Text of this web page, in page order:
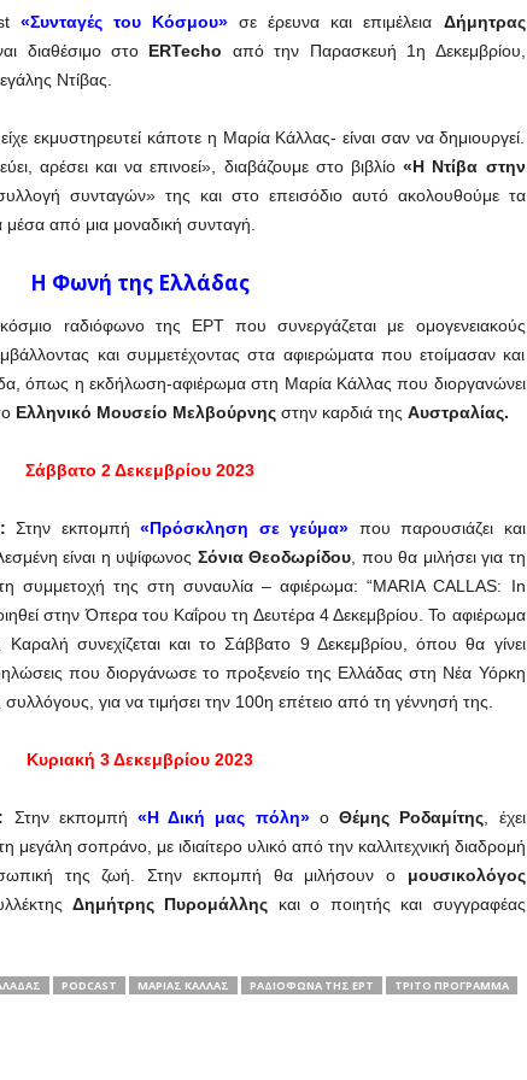
«Συνταγές του Κόσμου» σε έρευνα και επιμέλεια Δήμητρας
διαθέσιμο στο ERTecho από την Παρασκευή 1η Δεκεμβρίου,
Ντίβας.
εκμυστηρευτεί κάποτε η Μαρία Κάλλας- είναι σαν να δημιουργεί.
αρέσει και να επινοεί», διαβάζουμε στο βιβλίο«Η Ντίβα στην
συνταγών» της και στο επεισόδιο αυτό ακολουθούμε τα
από μια μοναδική συνταγή.
H Φωνή της Ελλάδας
rαδιόφωνο της ΕΡΤ που συνεργάζεται με ομογενειακούς
και συμμετέχοντας στα αφιερώματα που ετοίμασαν και
όπως η εκδήλωση-αφιέρωμα στη Μαρία Κάλλας που διοργανώνει
Ελληνικό Μουσείο Μελβούρνηςστην καρδιά της Αυστραλίας.
Σάββατο 2 Δεκεμβρίου 2023
Στην εκπομπή «Πρόσκληση σε γεύμα» που παρουσιάζει και
είναι η υψίφωνος Σόνια Θεοδωρίδου , που θα μιλήσει για τη
συμμετοχή της στη συναυλία – αφιέρωμα: “MARIA CALLAS: In
στην Όπερα του Καΐρου τη Δευτέρα 4 Δεκεμβρίου. Το αφιέρωμα
συνεχίζεται και το Σάββατο 9 Δεκεμβρίου, όπου θα γίνει
που διοργάνωσε το προξενείο της Ελλάδας στη Νέα Υόρκη
για να τιμήσει την 100η επέτειο από τη γέννησή της.
Κυριακή 3 Δεκεμβρίου 2023
Στην εκπομπή«Η Δική μας πόλη»οΘέμης Ροδαμίτης , έχει
μεγάλη σοπράνο, με ιδιαίτερο υλικό από την καλλιτεχνική διαδρομή
της ζωή. Στην εκπομπή θα μιλήσουν ο μουσικολόγος
Δημήτρης Πυρομάλλης και ο ποιητής και συγγραφέας
PODCAST ΜΑΡΊΑΣ ΚΆΛΛΑΣ ΡΑΔΙΌΦΩΝΑ ΤΗΣ ΕΡΤ ΤΡΊΤΟ ΠΡΌΓΡΑΜΜΑ